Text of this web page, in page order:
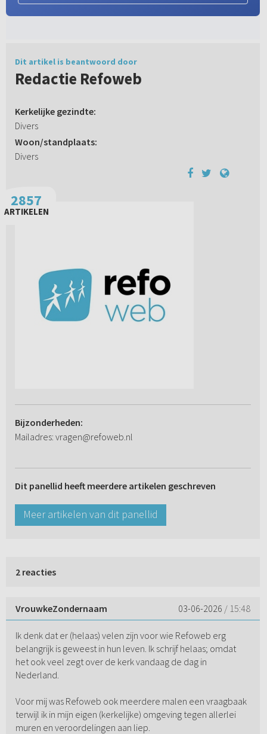
Dit artikel is beantwoord door
Redactie Refoweb
Kerkelijke gezindte:
Divers
Woon/standplaats:
Divers
2857
ARTIKELEN
Bijzonderheden:
Mailadres: vragen@refoweb.nl
Dit panellid heeft meerdere artikelen geschreven
Meer artikelen van dit panellid
2 reacties
VrouwkeZondernaam 03-06-2026 / 15:48
Ik denk dat er (helaas) velen zijn voor wie Refoweb erg
belangrijk is geweest in hun leven. Ik schrijf helaas; omdat
het ook veel zegt over de kerk vandaag de dag in
Nederland.
Voor mij was Refoweb ook meerdere malen een vraagbaak
terwijl ik in mijn eigen (kerkelijke) omgeving tegen allerlei
muren en veroordelingen aan liep.